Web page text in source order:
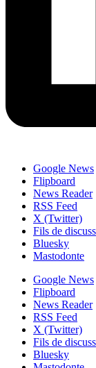
Google News
Flipboard
News Reader
RSS Feed
X (Twitter)
Fils de
Bluesky
Mastodonte
Google News
Flipboard
News Reader
RSS Feed
X (Twitter)
Fils de
Bluesky